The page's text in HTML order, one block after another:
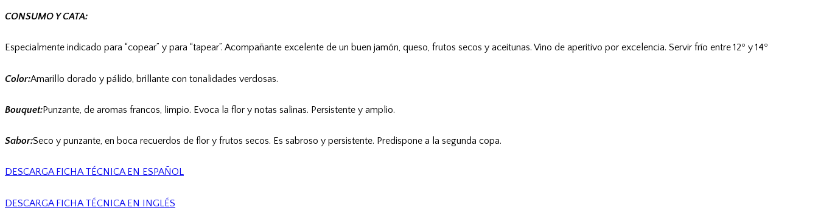
CONSUMO Y CATA:
Especialmente indicado para “copear” y para “tapear”. Acompañante excelente de un buen jamón, queso, frutos secos y aceitunas. Vino de aperitivo por excelencia. Servir frío entre 12º y 14º
Color:Amarillo dorado y pálido, brillante con tonalidades verdosas.
Bouquet:Punzante, de aromas francos, limpio. Evoca la flor y notas salinas. Persistente y amplio.
Sabor:Seco y punzante, en boca recuerdos de flor y frutos secos. Es sabroso y persistente. Predispone a la segunda copa.
DESCARGA FICHA TÉCNICA EN ESPAÑOL
DESCARGA FICHA TÉCNICA EN INGLÉS